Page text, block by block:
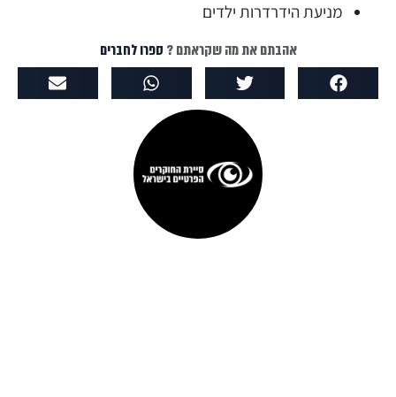
מניעת הידרדרות ילדים
אהבתם את מה שקראתם ? ספרו לחברים